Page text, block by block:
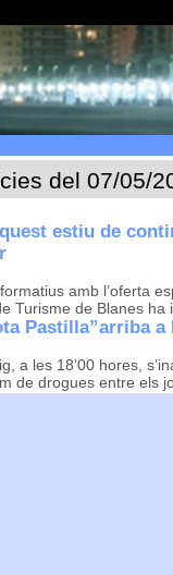
del 07/05/
estiu de
amb l’oferta
Turisme de Blanes ha
Pastilla”arriba a
a les 18’00 hores,
de drogues entre els